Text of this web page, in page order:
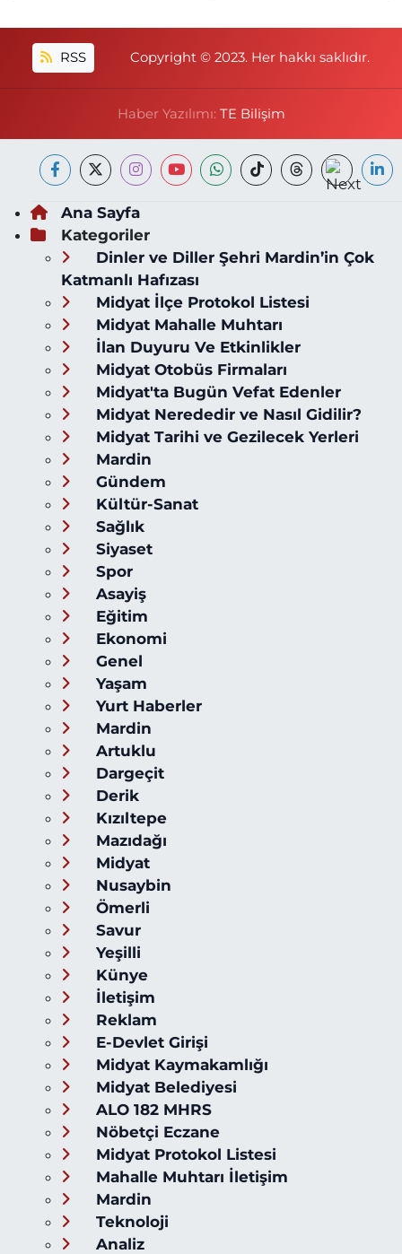
RSS Copyright © 2023. Her hakkı saklıdır.
Haber Yazılımı: TE Bilişim
Ana Sayfa
Kategoriler
Dinler ve Diller Şehri Mardin’in Çok
Katmanlı Hafızası
Midyat İlçe Protokol Listesi
Midyat Mahalle Muhtarı
İlan Duyuru Ve Etkinlikler
Midyat Otobüs Firmaları
Midyat'ta Bugün Vefat Edenler
Midyat Nerededir ve Nasıl Gidilir?
Midyat Tarihi ve Gezilecek Yerleri
Mardin
Gündem
Kültür-Sanat
Sağlık
Siyaset
Spor
Asayiş
Eğitim
Ekonomi
Genel
Yaşam
Yurt Haberler
Mardin
Artuklu
Dargeçit
Derik
Kızıltepe
Mazıdağı
Midyat
Nusaybin
Ömerli
Savur
Yeşilli
Künye
İletişim
Reklam
E-Devlet Girişi
Midyat Kaymakamlığı
Midyat Belediyesi
ALO 182 MHRS
Nöbetçi Eczane
Midyat Protokol Listesi
Mahalle Muhtarı İletişim
Mardin
Teknoloji
Analiz